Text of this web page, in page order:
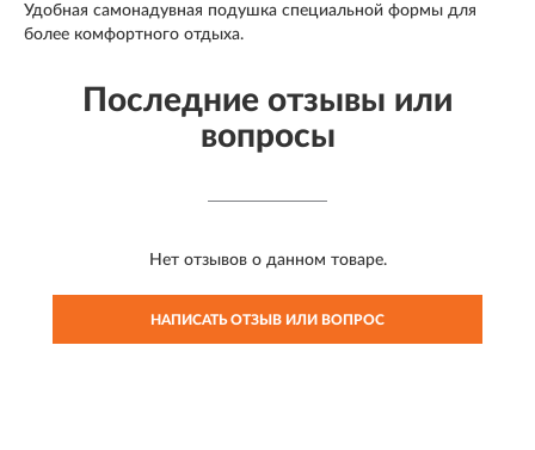
Удобная самонадувная подушка специальной формы для
более комфортного отдыха.
Последние отзывы или
вопросы
Нет отзывов о данном товаре.
НАПИСАТЬ ОТЗЫВ ИЛИ ВОПРОС